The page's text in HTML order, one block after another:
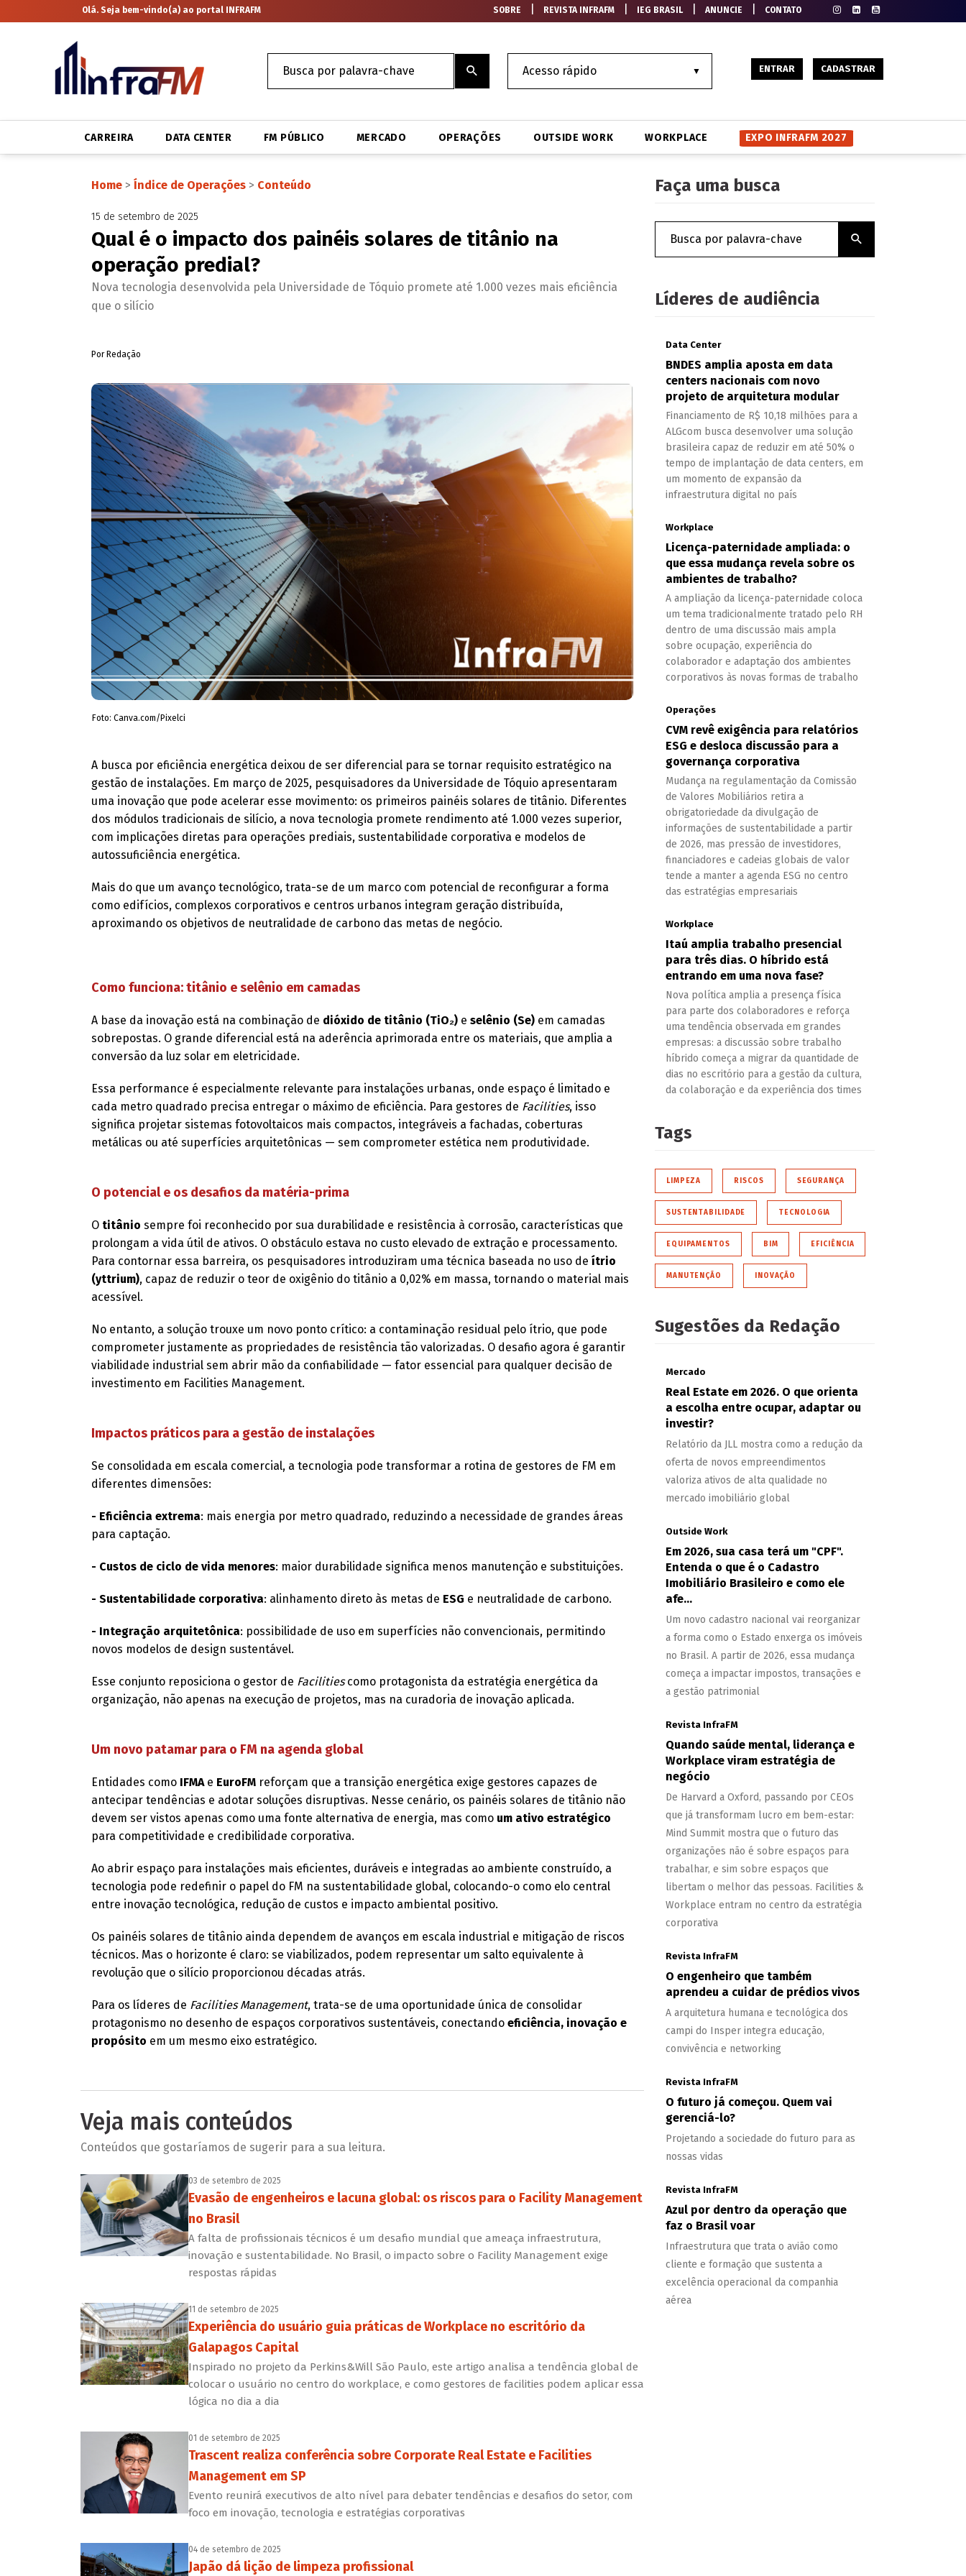
Olá. Seja bem-vindo(a) ao portal INFRAFM SOBRE REVISTA INFRAFM IEG BRASIL|ANUNCIE CONTATO
ENTRAR CADASTRAR
CARREIRA DATA CENTER FM PÚBLICO MERCADO OPERAÇÕES OUTSIDE WORK WORKPLACE EXPO INFRAFM 2027
Home> Índice de Operações> Conteúdo
15 de setembro de 2025
Qual é o impacto dos painéis solares de titânio na
operação predial?
Nova tecnologia desenvolvida pela Universidade de Tóquio promete até 1.000 vezes mais eficiência
que o silício
Por Redação
Foto: Canva.com/Pixelci
A busca por eficiência energética deixou de ser diferencial para se tornar requisito estratégico na
gestão de instalações. Em março de 2025, pesquisadores da Universidade de Tóquio apresentaram
uma inovação que pode acelerar esse movimento: os primeiros painéis solares de titânio. Diferentes
dos módulos tradicionais de silício, a nova tecnologia promete rendimento até 1.000 vezes superior,
com implicações diretas para operações prediais, sustentabilidade corporativa e modelos de
autossuficiência energética.
Mais do que um avanço tecnológico, trata-se de um marco com potencial de reconfigurar a forma
como edifícios, complexos corporativos e centros urbanos integram geração distribuída,
aproximando os objetivos de neutralidade de carbono das metas de negócio.
Como funciona: titânio e selênio em camadas
A base da inovação está na combinação de dióxido de titânio (TiO₂)e selênio (Se)em camadas
sobrepostas. O grande diferencial está na aderência aprimorada entre os materiais, que amplia a
conversão da luz solar em eletricidade.
Essa performance é especialmente relevante para instalações urbanas, onde espaço é limitado e
cada metro quadrado precisa entregar o máximo de eficiência. Para gestores de Facilities, isso
significa projetar sistemas fotovoltaicos mais compactos, integráveis a fachadas, coberturas
metálicas ou até superfícies arquitetônicas — sem comprometer estética nem produtividade.
O potencial e os desafios da matéria-prima
O titânio sempre foi reconhecido por sua durabilidade e resistência à corrosão, características que
prolongam a vida útil de ativos. O obstáculo estava no custo elevado de extração e processamento.
Para contornar essa barreira, os pesquisadores introduziram uma técnica baseada no uso de ítrio
(yttrium), capaz de reduzir o teor de oxigênio do titânio a 0,02% em massa, tornando o material mais
acessível.
No entanto, a solução trouxe um novo ponto crítico: a contaminação residual pelo ítrio, que pode
comprometer justamente as propriedades de resistência tão valorizadas. O desafio agora é garantir
viabilidade industrial sem abrir mão da confiabilidade — fator essencial para qualquer decisão de
investimento em Facilities Management.
Impactos práticos para a gestão de instalações
Se consolidada em escala comercial, a tecnologia pode transformar a rotina de gestores de FM em
diferentes dimensões:
- Eficiência extrema: mais energia por metro quadrado, reduzindo a necessidade de grandes áreas
para captação.
- Custos de ciclo de vida menores: maior durabilidade significa menos manutenção e substituições.
- Sustentabilidade corporativa: alinhamento direto às metas de ESG e neutralidade de carbono.
- Integração arquitetônica: possibilidade de uso em superfícies não convencionais, permitindo
novos modelos de design sustentável.
Esse conjunto reposiciona o gestor de Facilitiescomo protagonista da estratégia energética da
organização, não apenas na execução de projetos, mas na curadoria de inovação aplicada.
Um novo patamar para o FM na agenda global
Entidades como IFMAe EuroFMreforçam que a transição energética exige gestores capazes de
antecipar tendências e adotar soluções disruptivas. Nesse cenário, os painéis solares de titânio não
devem ser vistos apenas como uma fonte alternativa de energia, mas como um ativo estratégico
para competitividade e credibilidade corporativa.
Ao abrir espaço para instalações mais eficientes, duráveis e integradas ao ambiente construído, a
tecnologia pode redefinir o papel do FM na sustentabilidade global, colocando-o como elo central
entre inovação tecnológica, redução de custos e impacto ambiental positivo.
Os painéis solares de titânio ainda dependem de avanços em escala industrial e mitigação de riscos
técnicos. Mas o horizonte é claro: se viabilizados, podem representar um salto equivalente à
revolução que o silício proporcionou décadas atrás.
Para os líderes de Facilities Management, trata-se de uma oportunidade única de consolidar
protagonismo no desenho de espaços corporativos sustentáveis, conectando eficiência, inovação e
propósito em um mesmo eixo estratégico.
Veja mais conteúdos
Conteúdos que gostaríamos de sugerir para a sua leitura.
03 de setembro de 2025
Evasão de engenheiros e lacuna global: os riscos para o Facility Management
no Brasil
A falta de profissionais técnicos é um desafio mundial que ameaça infraestrutura,
inovação e sustentabilidade. No Brasil, o impacto sobre o Facility Management exige
respostas rápidas
11 de setembro de 2025
Experiência do usuário guia práticas de Workplace no escritório da
Galapagos Capital
Inspirado no projeto da Perkins&Will São Paulo, este artigo analisa a tendência global de
colocar o usuário no centro do workplace, e como gestores de facilities podem aplicar essa
lógica no dia a dia
01 de setembro de 2025
Trascent realiza conferência sobre Corporate Real Estate e Facilities
Management em SP
Evento reunirá executivos de alto nível para debater tendências e desafios do setor, com
foco em inovação, tecnologia e estratégias corporativas
04 de setembro de 2025
Japão dá lição de limpeza profissional
Faça uma busca
Líderes de audiência
Data Center
BNDES amplia aposta em data
centers nacionais com novo
projeto de arquitetura modular
Financiamento de R$ 10,18 milhões para a
ALGcom busca desenvolver uma solução
brasileira capaz de reduzir em até 50% o
tempo de implantação de data centers, em
um momento de expansão da
infraestrutura digital no país
Workplace
Licença-paternidade ampliada: o
que essa mudança revela sobre os
ambientes de trabalho?
A ampliação da licença-paternidade coloca
um tema tradicionalmente tratado pelo RH
dentro de uma discussão mais ampla
sobre ocupação, experiência do
colaborador e adaptação dos ambientes
corporativos às novas formas de trabalho
Operações
CVM revê exigência para relatórios
ESG e desloca discussão para a
governança corporativa
Mudança na regulamentação da Comissão
de Valores Mobiliários retira a
obrigatoriedade da divulgação de
informações de sustentabilidade a partir
de 2026, mas pressão de investidores,
financiadores e cadeias globais de valor
tende a manter a agenda ESG no centro
das estratégias empresariais
Workplace
Itaú amplia trabalho presencial
para três dias. O híbrido está
entrando em uma nova fase?
Nova política amplia a presença física
para parte dos colaboradores e reforça
uma tendência observada em grandes
empresas: a discussão sobre trabalho
híbrido começa a migrar da quantidade de
dias no escritório para a gestão da cultura,
da colaboração e da experiência dos times
Tags
LIMPEZA RISCOS SEGURANÇA
SUSTENTABILIDADE TECNOLOGIA
EQUIPAMENTOS BIM EFICIÊNCIA
MANUTENÇÃO INOVAÇÃO
Sugestões da Redação
Mercado
Real Estate em 2026. O que orienta
a escolha entre ocupar, adaptar ou
investir?
Relatório da JLL mostra como a redução da
oferta de novos empreendimentos
valoriza ativos de alta qualidade no
mercado imobiliário global
Outside Work
Em 2026, sua casa terá um "CPF".
Entenda o que é o Cadastro
Imobiliário Brasileiro e como ele
afe...
Um novo cadastro nacional vai reorganizar
a forma como o Estado enxerga os imóveis
no Brasil. A partir de 2026, essa mudança
começa a impactar impostos, transações e
a gestão patrimonial
Revista InfraFM
Quando saúde mental, liderança e
Workplace viram estratégia de
negócio
De Harvard a Oxford, passando por CEOs
que já transformam lucro em bem-estar:
Mind Summit mostra que o futuro das
organizações não é sobre espaços para
trabalhar, e sim sobre espaços que
libertam o melhor das pessoas. Facilities &
Workplace entram no centro da estratégia
corporativa
Revista InfraFM
O engenheiro que também
aprendeu a cuidar de prédios vivos
A arquitetura humana e tecnológica dos
campi do Insper integra educação,
convivência e networking
Revista InfraFM
O futuro já começou. Quem vai
gerenciá-lo?
Projetando a sociedade do futuro para as
nossas vidas
Revista InfraFM
Azul por dentro da operação que
faz o Brasil voar
Infraestrutura que trata o avião como
cliente e formação que sustenta a
excelência operacional da companhia
aérea